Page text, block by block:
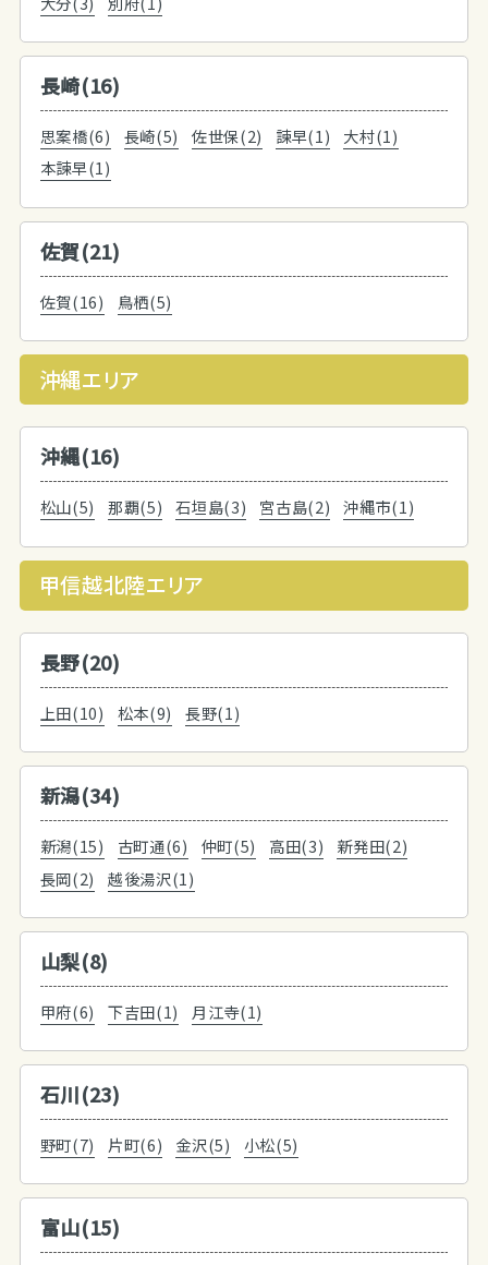
長崎(16)
思案橋(6) 長崎(5) 佐世保(2) 諫早(1)
大村(1)
本諫早(1)
佐賀(21)
佐賀(16) 鳥栖(5)
沖縄エリア
沖縄(16)
松山(5) 那覇(5) 石垣島(3) 宮古島(2) 沖縄市(1)
甲信越北陸エリア
長野(20)
上田(10) 松本(9) 長野(1)
新潟(34)
新潟(15) 古町通(6) 仲町(5) 高田(3)
新発田(2)
長岡(2)
越後湯沢(1)
山梨(8)
甲府(6) 下吉田(1) 月江寺(1)
石川(23)
野町(7) 片町(6) 金沢(5) 小松(5)
富山(15)